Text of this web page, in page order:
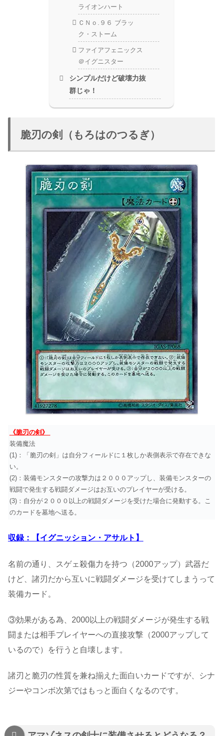
ライオンハート
ＣＮｏ.９６ ブラッ
ク・ストーム
ファイアフェニックス
＠イグニスター
シンプルだけど破壊力抜
群じゃ！
脆刃の剣（もろはのつるぎ）
《脆刃の剣》
装備魔法
(1)：「脆刃の剣」は自分フィールドに１枚しか表側表示で存在できな
い。
(2)：装備モンスターの攻撃力は２０００アップし、装備モンスターの
戦闘で発生する戦闘ダメージはお互いのプレイヤーが受ける。
(3)：自分が２０００以上の戦闘ダメージを受けた場合に発動する。こ
のカードを墓地へ送る。
収録：【イグニッション・アサルト】
名前の通り、スゲェ殺傷力を持つ（2000アップ）武器だ
けど、諸刃だから互いに戦闘ダメージを受けてしまうって
装備カード。
③効果がある為、2000以上の戦闘ダメージが発生する戦
闘または相手プレイヤーへの直接攻撃（2000アップして
いるので）を行うと自壊します。
諸刃と脆刃の性質を兼ね揃えた面白いカードですが、シナ
ジーやコンボ次第ではもっと面白くなるのです。